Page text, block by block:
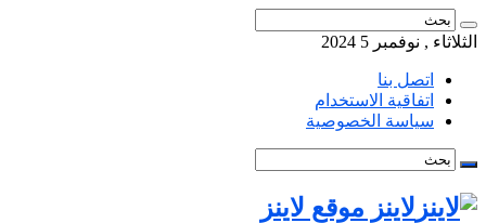
الثلاثاء , نوفمبر 5 2024
اتصل بنا
اتفاقية الاستخدام
سياسة الخصوصية
لاينز موقع لاينز